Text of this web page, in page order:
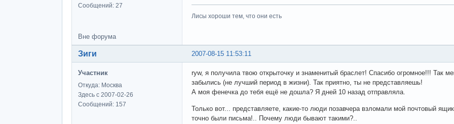
Сообщений: 27
Лисы хороши тем, что они есть
Вне форума
2007-08-15 11:53:11
Зиги
Участник
Откуда: Москва
Здесь с 2007-02-26
Сообщений: 157
ryw, я получила твою открыточку и знаменитый браслет! Спасибо огромное!!! Так
забылись (не лучший период в жизни). Так приятно, ты не представляешь!
А моя фенечка до тебя ещё не дошла? Я дней 10 назад отправляла.
Только вот... представляете, какие-то люди позавчера взломали мой почтовый
точно были письма!.. Почему люди бывают такими?..